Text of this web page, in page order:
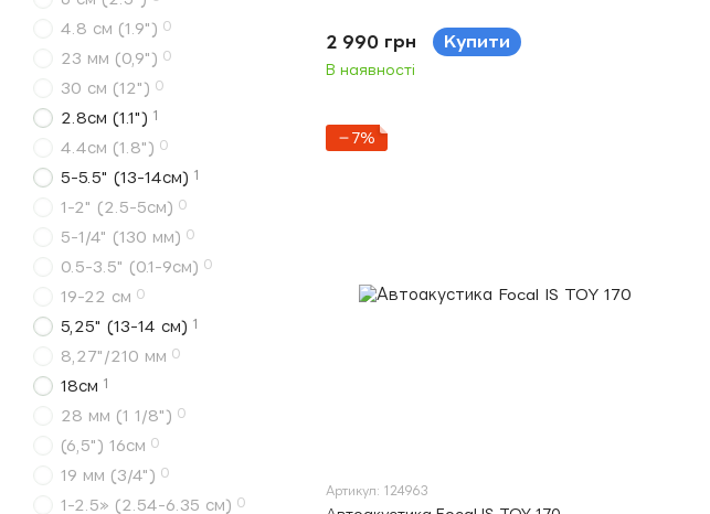
2 990 грн Купити
В наявності
−7%
Артикул: 124963
4.8 см (1.9") 0
23 мм (0,9") 0
30 см (12") 0
2.8см (1.1") 1
4.4см (1.8") 0
5-5.5" (13-14см) 1
1-2" (2.5-5см) 0
5-1/4" (130 мм) 0
0.5-3.5" (0.1-9см) 0
19-22 см 0
5,25" (13-14 см) 1
8,27"/210 мм 0
18см 1
28 мм (1 1/8") 0
(6,5") 16см 0
19 мм (3/4") 0
1-2.5» (2.54-6.35 см) 0